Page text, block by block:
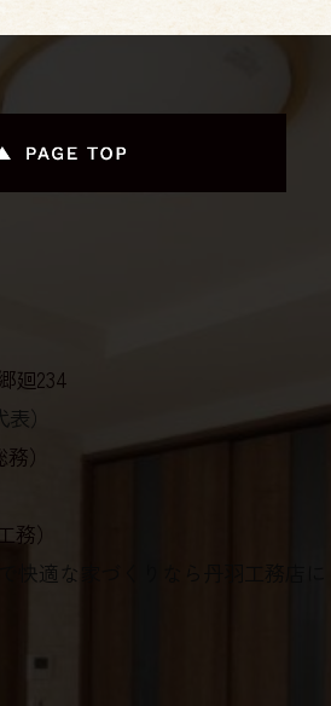
廻234
）
）
）
快適な家づくりなら丹羽工務店に